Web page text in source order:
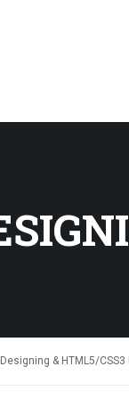
& HTML5/